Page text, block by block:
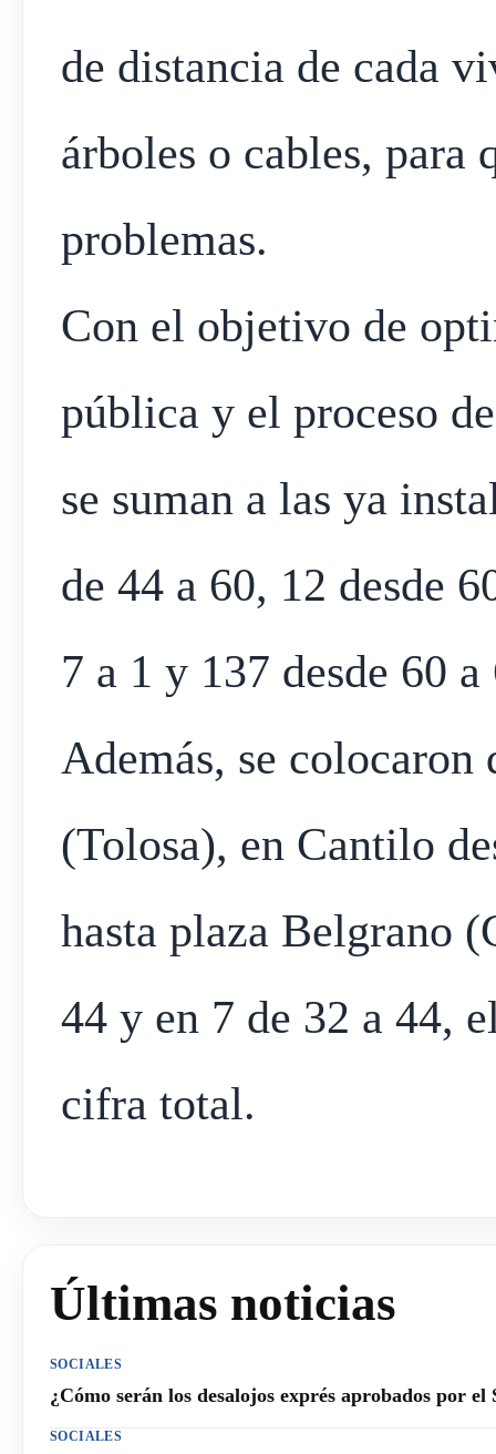
de distancia de cada
árboles o cables, para
problemas.
Con el objetivo de
pública y el proceso
se suman a las ya
de 44 a 60, 12 desde
7 a 1 y 137 desde 60
Además, se colocaron
(Tolosa), en Cantilo
hasta plaza Belgrano
44 y en 7 de 32 a 44,
cifra total.
Últimas noticias
SOCIALES
¿Cómo serán los desalojos exprés aprobados por el
SOCIALES